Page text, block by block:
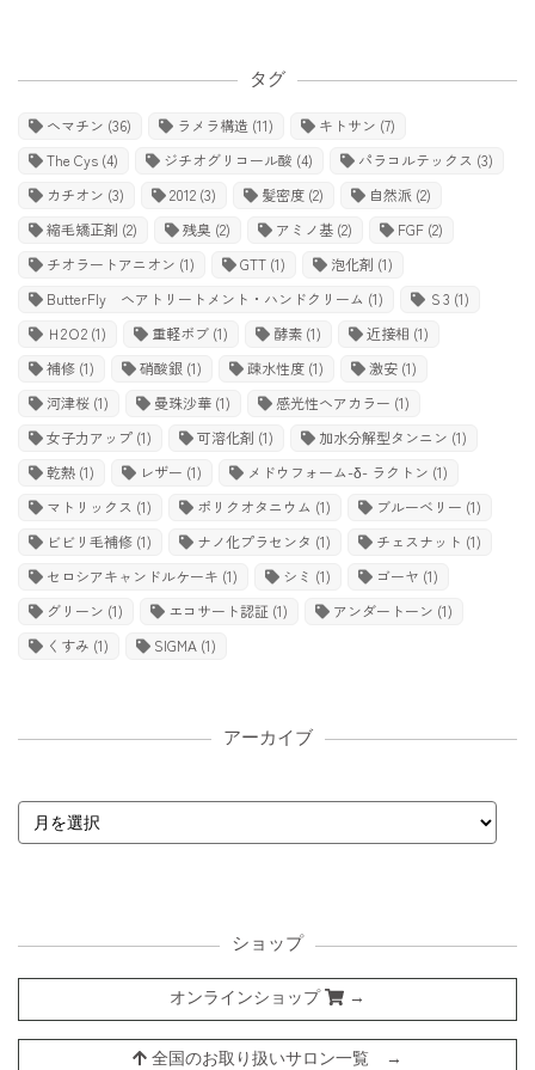
タグ
ヘマチン (36) ラメラ構造 (11) キトサン (7)
The Cys (4) ジチオグリコール酸 (4) パラコルテックス (3)
カチオン (3) 2012 (3) 髪密度 (2) 自然派 (2)
縮毛矯正剤 (2) 残臭 (2) アミノ基 (2) FGF (2)
チオラートアニオン (1) GTT (1) 泡化剤 (1)
ButterFly ヘアトリートメント・ハンドクリーム (1) Ｓ3 (1)
Ｈ2Ｏ2 (1) 重軽ボブ (1) 酵素 (1) 近接相 (1)
補修 (1) 硝酸銀 (1) 疎水性度 (1) 激安 (1)
河津桜 (1) 曼珠沙華 (1) 感光性ヘアカラー (1)
女子力アップ (1) 可溶化剤 (1) 加水分解型タンニン (1)
乾熱 (1) レザー (1) メドウフォーム-δ- ラクトン (1)
マトリックス (1) ポリクオタニウム (1) ブルーベリー (1)
ビビリ毛補修 (1) ナノ化プラセンタ (1) チェスナット (1)
セロシアキャンドルケーキ (1) シミ (1) ゴーヤ (1)
グリーン (1) エコサート認証 (1) アンダートーン (1)
くすみ (1) SIGMA (1)
アーカイブ
ショップ
オンラインショップ →
全国のお取り扱いサロン一覧 →